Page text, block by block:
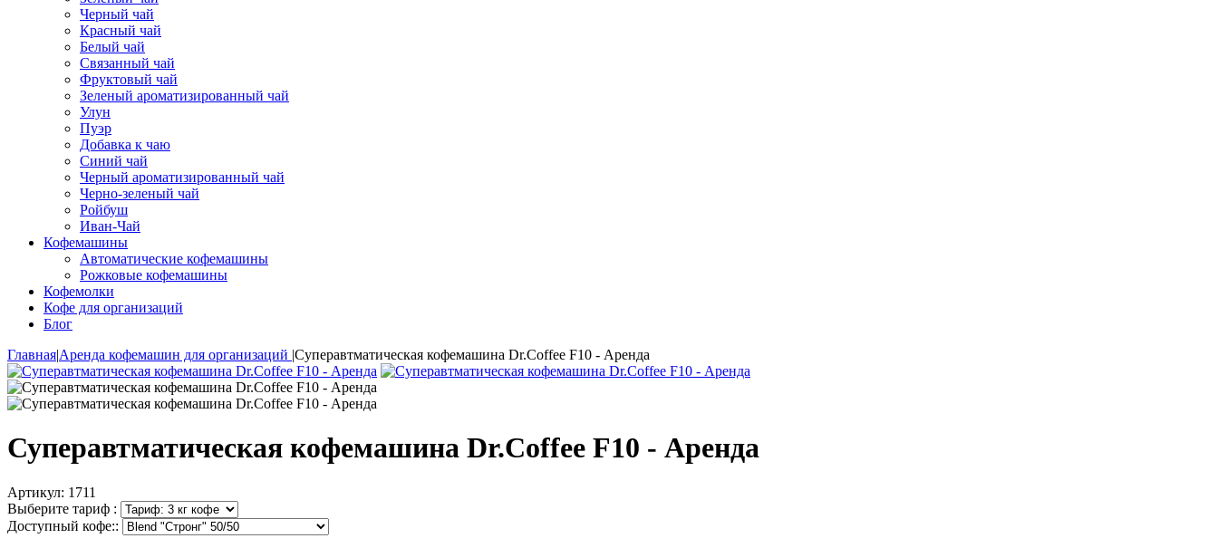
Черный чай
Красный чай
Белый чай
Связанный чай
Фруктовый чай
Зеленый ароматизированный чай
Улун
Пуэр
Добавка к чаю
Синий чай
Черный ароматизированный чай
Черно-зеленый чай
Ройбуш
Иван-Чай
Кофемашины
Автоматические кофемашины
Рожковые кофемашины
Кофемолки
Кофе для организаций
Блог
Главная|Аренда кофемашин для организаций |Суперавтматическая кофемашина Dr.Coffee F10 - Аренда
Суперавтматическая кофемашина Dr.Coffee F10 - Аренда
Артикул: 1711
Выберите тариф :
Доступный кофе::